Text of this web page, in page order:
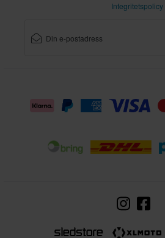
Integritetspolicy